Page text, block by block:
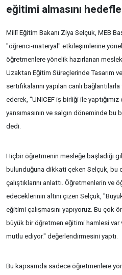
eğitimi almasını
Millî Eğitim Bakanı Ziya Selçuk, MEB
"öğrenci-materyal" etkileşimlerine
öğretmenlere yönelik hazırlanan
Uzaktan Eğitim Süreçlerinde Tasarım
sertifikalarını yapılan canlı
ederek, "UNICEF iş birliği ile
yansımasının ve salgın döneminde
dedi.
Hiçbir öğretmenin mesleğe başladığı
bulunduğuna dikkati çeken Selçuk, bu
çalıştıklarını anlattı. Öğretmenlerin
edeceklerinin altını çizen Selçuk,
eğitimi çalışmasını yapıyoruz. Bu
büyük bir öğretmen eğitimi hamlesi var
mutlu ediyor." değerlendirmesini yaptı.
Bu kapsamda sadece öğretmenlere